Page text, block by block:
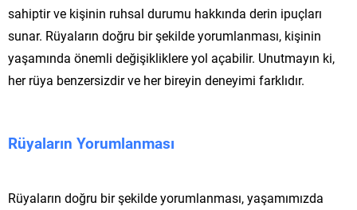
sahiptir ve kişinin ruhsal durumu hakkında derin ipuçları
sunar. Rüyaların doğru bir şekilde yorumlanması, kişinin
yaşamında önemli değişikliklere yol açabilir. Unutmayın ki,
her rüya benzersizdir ve her bireyin deneyimi farklıdır.
Rüyaların Yorumlanması
Rüyaların doğru bir şekilde yorumlanması, yaşamımızda